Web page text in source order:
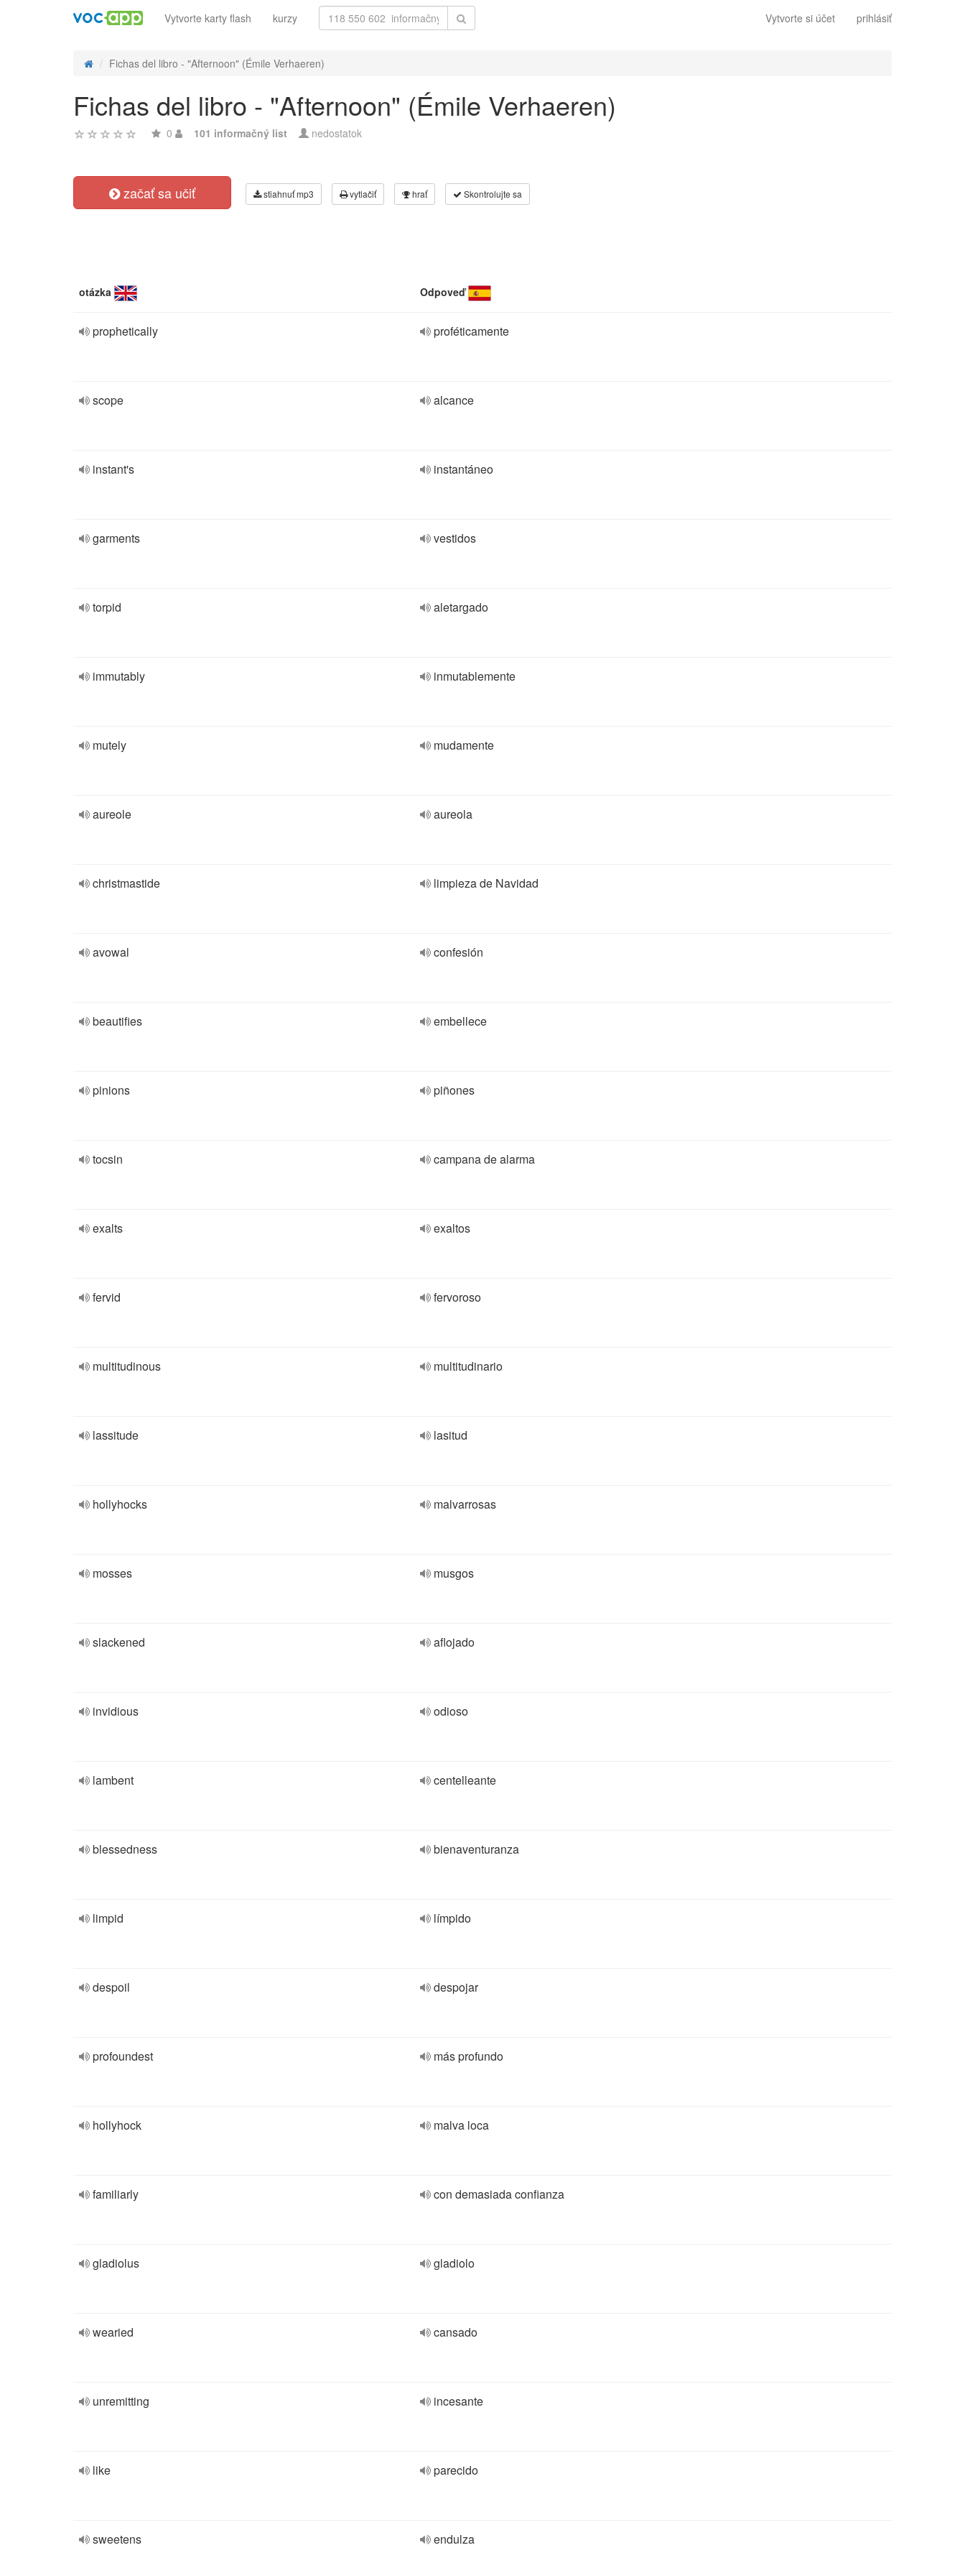
Vytvorte si účet prihlásiť
Vytvorte karty flash kurzy
Fichas del libro - "Afternoon" (Émile Verhaeren)
Fichas del libro - "Afternoon" (Émile Verhaeren)
0 101 informačný list nedostatok
začať sa učiť stiahnuť mp3 vytlačiť hrať Skontrolujte sa
otázka Odpoveď
prophetically proféticamente
scope alcance
instant's instantáneo
garments vestidos
torpid aletargado
immutably inmutablemente
mutely mudamente
aureole aureola
christmastide limpieza de Navidad
avowal confesión
beautifies embellece
pinions piñones
tocsin campana de alarma
exalts exaltos
fervid fervoroso
multitudinous multitudinario
lassitude lasitud
hollyhocks malvarrosas
mosses musgos
slackened aflojado
invidious odioso
lambent centelleante
blessedness bienaventuranza
limpid límpido
despoil despojar
profoundest más profundo
hollyhock malva loca
familiarly con demasiada confianza
gladiolus gladiolo
wearied cansado
unremitting incesante
like parecido
sweetens endulza